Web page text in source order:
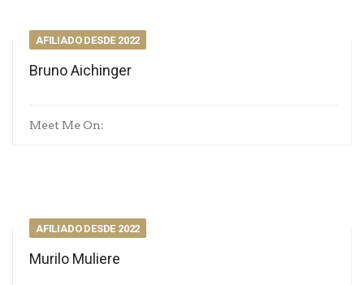
AFILIADO DESDE 2022
Bruno Aichinger
Meet Me On:
AFILIADO DESDE 2022
Murilo Muliere